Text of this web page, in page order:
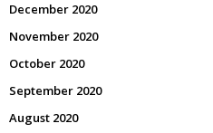
December 2020
November 2020
October 2020
September 2020
August 2020